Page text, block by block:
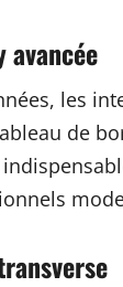
les
de